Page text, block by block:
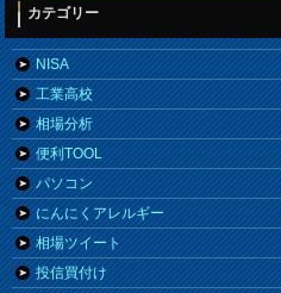
カテゴリー
NISA
工業高校
相場分析
便利TOOL
パソコン
にんにくアレルギー
相場ツイート
投信買付け